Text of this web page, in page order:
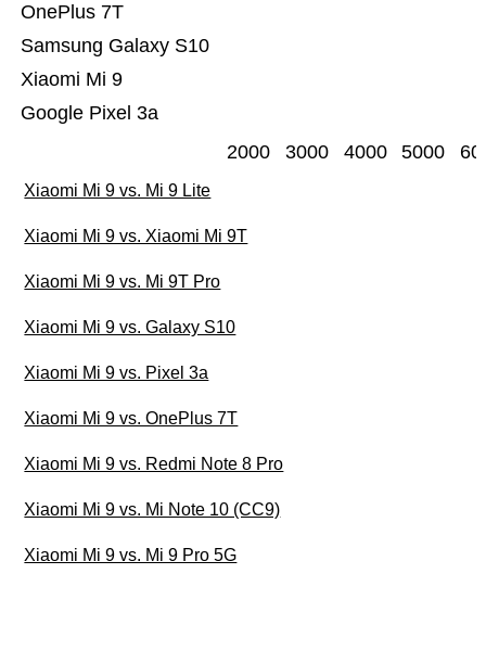
Google Pixel 3a
Xiaomi Mi 9
Samsung Galaxy S10
OnePlus 7T
2000 3000 4000 5000
Xiaomi Mi 9 vs. Mi 9 Lite
Xiaomi Mi 9 vs. Xiaomi Mi 9T
Xiaomi Mi 9 vs. Mi 9T Pro
Xiaomi Mi 9 vs. Galaxy S10
Xiaomi Mi 9 vs. Pixel 3a
Xiaomi Mi 9 vs. OnePlus 7T
Xiaomi Mi 9 vs. Redmi Note 8 Pro
Xiaomi Mi 9 vs. Mi Note 10 (CC9)
Xiaomi Mi 9 vs. Mi 9 Pro 5G